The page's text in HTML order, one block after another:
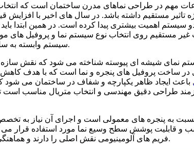
مهم در طراحی نماهای مدرن ساختمان است که
تاثیر مستقیم داشته باشد. در سال های اخیر با
سیستم اهمیت بیشتری پیدا کرده است. در همین ابتدا
مستقیم روی انتخاب نوع سیستم نما و پروفیل های مورد
سیستم وابسته به سازه های فلزی و آلومینیومی هستند.
نمای شیشه ای پیوسته شناخته می شود که نقش سازه
در ساخت پروفیل های پنجره و نما است که با هدف
باعث ایجاد ظاهر یکپارچه و شفاف در ساختمان می شود
طراحی دقیق مهندسی و انتخاب متریال مناسب است تا
به پنجره های معمولی است و اجرای آن نیاز به تخصص
و قابلیت پوشش سطح وسیع نما مورد استفاده قرار
فریم های آلومینیومی نقش اصلی را دارند و هماهنگی دقیق بین اجزا اهمیت زیادی دارد.